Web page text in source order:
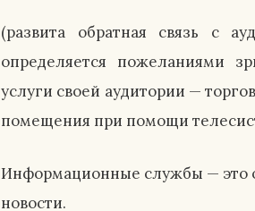
(развита обратная связь с
определяется пожеланиями
услуги своей аудитории —
помещения при помощи
Информационные службы — это
новости.